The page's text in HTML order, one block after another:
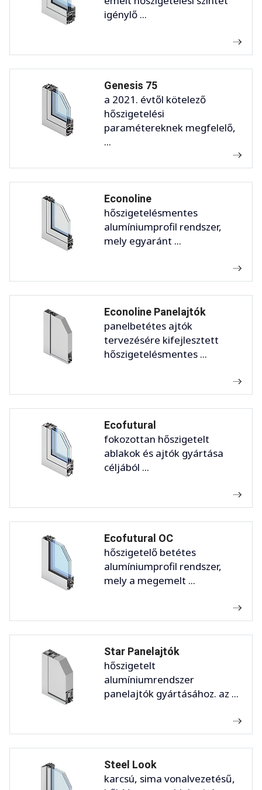
igénylő ...
Genesis 75
a 2021. évtől kötelező
hőszigetelési
paramétereknek megfelelő,
...
Econoline
hőszigetelésmentes
alumíniumprofil rendszer,
mely egyaránt ...
Econoline Panelajtók
panelbetétes ajtók
tervezésére kifejlesztett
hőszigetelésmentes ...
Ecofutural
fokozottan hőszigetelt
ablakok és ajtók gyártása
céljából ...
Ecofutural OC
hőszigetelő betétes
alumíniumprofil rendszer,
mely a megemelt ...
Star Panelajtók
hőszigetelt
alumíniumrendszer
panelajtók gyártásához. az ...
Steel Look
karcsú, sima vonalvezetésű,